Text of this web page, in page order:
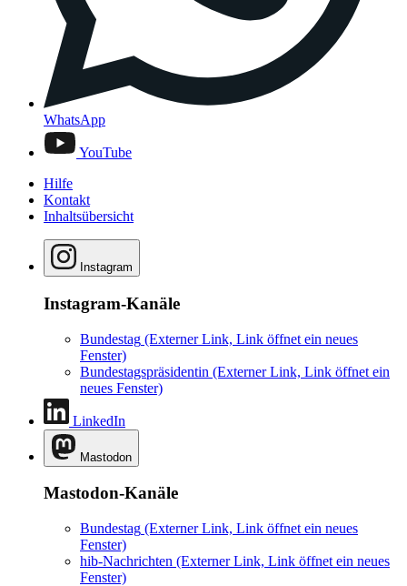
WhatsApp
YouTube
Hilfe
Kontakt
Inhaltsübersicht
Instagram
Instagram-Kanäle
Bundestag (Externer Link, Link öffnet ein neues
Fenster)
Bundestagspräsidentin (Externer Link, Link öffnet ein
neues Fenster)
LinkedIn
Mastodon
Mastodon-Kanäle
Bundestag (Externer Link, Link öffnet ein neues
Fenster)
hib-Nachrichten (Externer Link, Link öffnet ein neues
Fenster)